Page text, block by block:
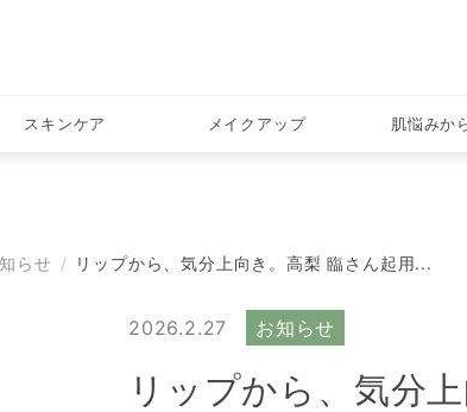
スキンケア メイクアップ 肌悩みか
らせ リップから、気分上向き。高梨 臨さん起用...
2026.2.27 お知らせ
リップから、気分